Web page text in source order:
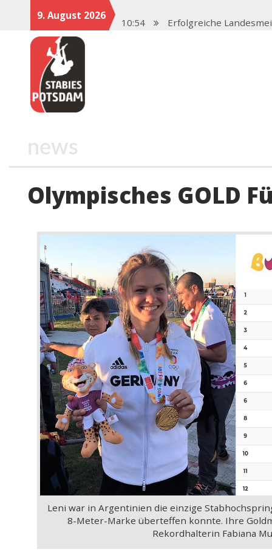
9. August 2026
news
Olympisches GOLD
Leni war in Argentinien die einzige
8-Meter-Marke überteffen konnte. Ihre
Rekordhalterin Fabiana